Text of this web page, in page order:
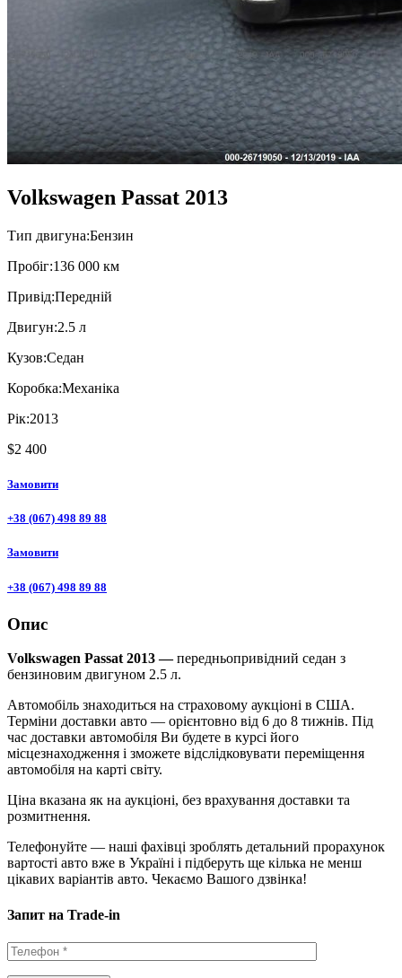
Volkswagen Passat 2013
Тип двигуна:Бензин
Пробiг:136 000 км
Привiд:Передній
Двигун:2.5 л
Кузов:Седан
Коробка:Механіка
Рік:2013
$2 400
Замовити
+38 (067) 498 89 88
Замовити
+38 (067) 498 89 88
Опис
Volkswagen Passat 2013 —передньопривідний седан з
бензиновим двигуном 2.5 л.
Автомобіль знаходиться на страховому аукціоні в США.
Терміни доставки авто — орієнтовно від 6 до 8 тижнів. Під
час доставки автомобіля Ви будете в курсі його
місцезнаходження і зможете відслідковувати переміщення
автомобіля на карті світу.
Ціна вказана як на аукціоні, без врахування доставки та
розмитнення.
Телефонуйте — наші фахівці зроблять детальний прорахунок
вартості авто вже в Україні і підберуть ще кілька не менш
цікавих варіантів авто. Чекаємо Вашого дзвінка!
Запит на Trade-in